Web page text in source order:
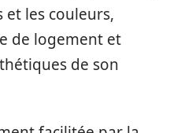
et les couleurs,
de logement et
de son